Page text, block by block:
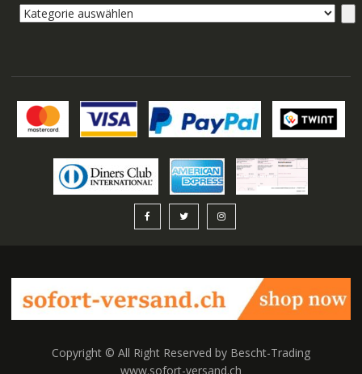
Kategorie
Copyright © All Right Reserved by Bescht-Trading
www.sofort-versand.ch